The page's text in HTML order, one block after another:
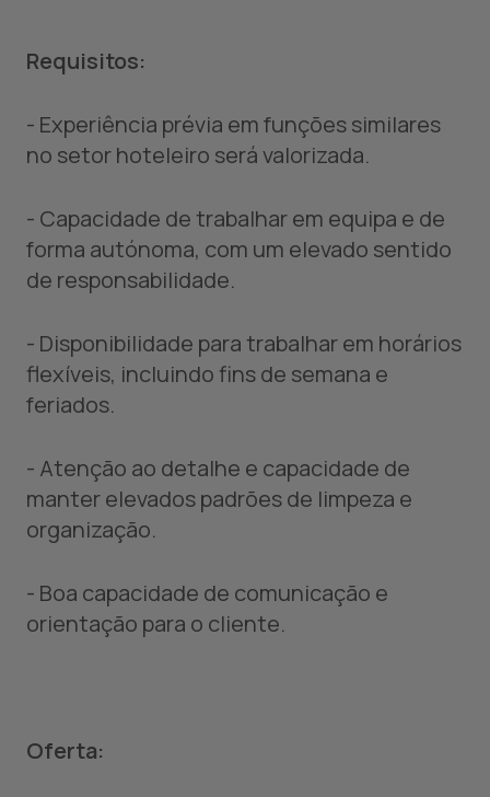
Requisitos:
- Experiência prévia em funções similares
no setor hoteleiro será valorizada.
- Capacidade de trabalhar em equipa e de
forma autónoma, com um elevado sentido
de responsabilidade.
- Disponibilidade para trabalhar em horários
flexíveis, incluindo fins de semana e
feriados.
- Atenção ao detalhe e capacidade de
manter elevados padrões de limpeza e
organização.
- Boa capacidade de comunicação e
orientação para o cliente.
Oferta: